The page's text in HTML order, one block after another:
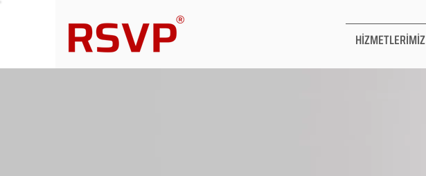
HİZMETLERİMİZ